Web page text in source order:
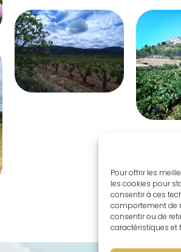
Pour offrir les
les cookies pour
consentir à ces
comportement de
consentir ou de
caractéristiques et